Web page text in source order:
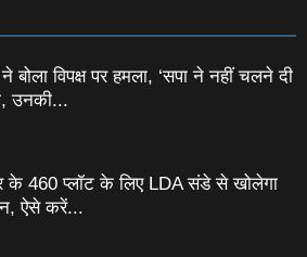
बोला विपक्ष पर हमला, ‘सपा ने नहीं चलने दी
उनकी...
460 प्‍लॉट के लिए LDA संडे से खोलेगा
ऐसे करें...